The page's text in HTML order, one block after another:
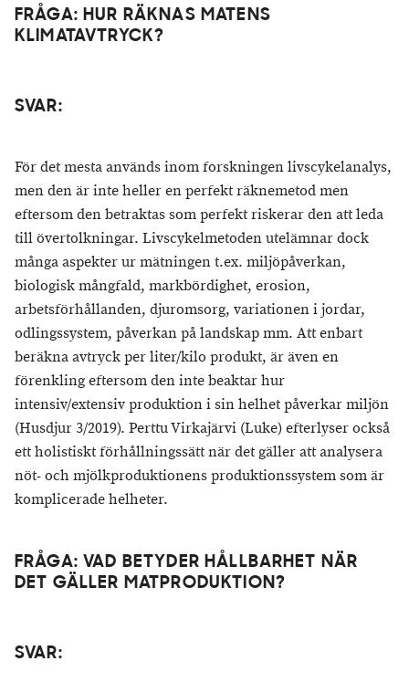
FRÅGA: HUR RÄKNAS MATENS
KLIMATAVTRYCK?
SVAR:
För det mesta används inom forskningen livscykelanalys,
men den är inte heller en perfekt räknemetod men
eftersom den betraktas som perfekt riskerar den att leda
till övertolkningar. Livscykelmetoden utelämnar dock
många aspekter ur mätningen t.ex. miljöpåverkan,
biologisk mångfald, markbördighet, erosion,
arbetsförhållanden, djuromsorg, variationen i jordar,
odlingssystem, påverkan på landskap mm. Att enbart
beräkna avtryck per liter/kilo produkt, är även en
förenkling eftersom den inte beaktar hur
intensiv/extensiv produktion i sin helhet påverkar miljön
(Husdjur 3/2019). Perttu Virkajärvi (Luke) efterlyser också
ett holistiskt förhållningssätt när det gäller att analysera
nöt- och mjölkproduktionens produktionssystem som är
komplicerade helheter.
FRÅGA: VAD BETYDER HÅLLBARHET NÄR
DET GÄLLER MATPRODUKTION?
SVAR: